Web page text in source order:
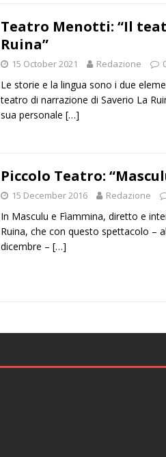
Teatro Menotti: “Il
Ruina”
15 October 2021 Redazione
Le storie e la lingua sono i due
teatro di narrazione di Saverio La
sua personale […]
Piccolo Teatro:
15 December 2016 Redazione
In Masculu e Fìammina, diretto e
Ruina, che con questo spettacolo –
dicembre – […]